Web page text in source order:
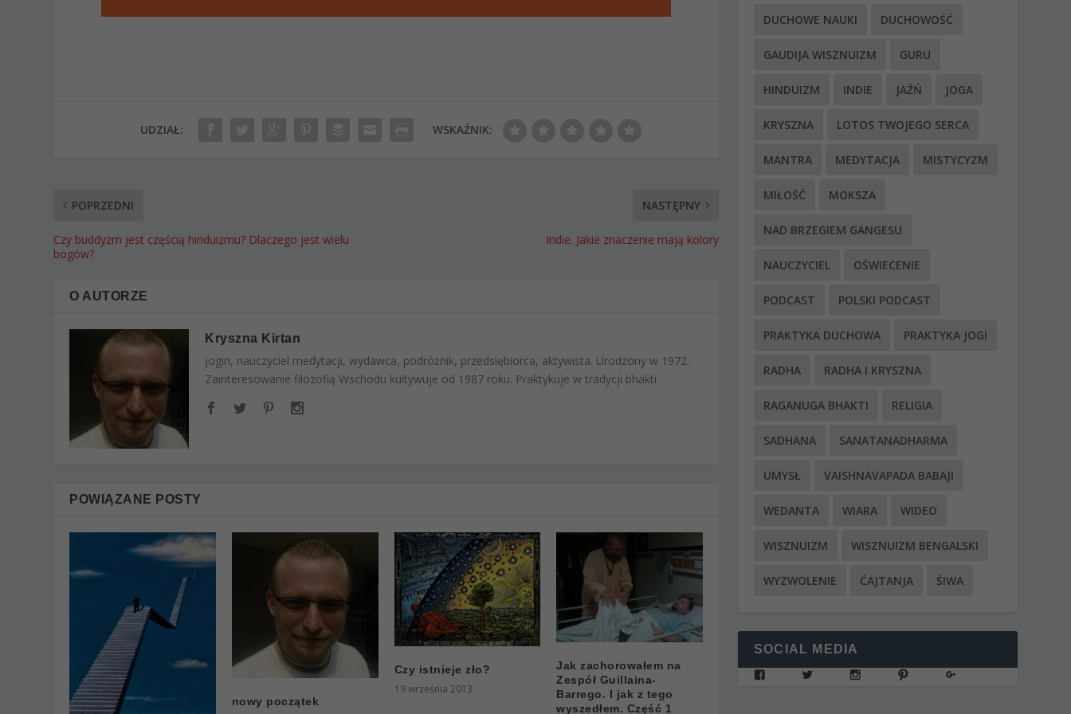
UDZIAŁ: WSKAŹNIK:
POPRZEDNI
Czy buddyzm jest częścią hinduizmu? Dlaczego jest wielu
bogów?
NASTĘPNY
Indie. Jakie znaczenie mają kolory
O AUTORZE
Kryszna Kirtan
jogin, nauczyciel medytacji, wydawca, podróżnik, przedsiębiorca, aktywista. Urodzony w 1972.
Zainteresowanie filozofią Wschodu kultywuje od 1987 roku. Praktykuje w tradycji bhakti.
POWIĄZANE POSTY
nowy początek
Czy istnieje zło?
19 września 2013
Jak zachorowałem na
Zespół Guillaina-
Barrego. I jak z tego
wyszedłem. Część 1
DUCHOWE NAUKI DUCHOWOŚĆ
GAUDIJA WISZNUIZM GURU
HINDUIZM INDIE JAŹŃ JOGA
KRYSZNA LOTOS TWOJEGO SERCA
MANTRA MEDYTACJA MISTYCYZM
MIŁOŚĆ MOKSZA
NAD BRZEGIEM GANGESU
NAUCZYCIEL OŚWIECENIE
PODCAST POLSKI PODCAST
PRAKTYKA DUCHOWA PRAKTYKA JOGI
RADHA RADHA I KRYSZNA
RAGANUGA BHAKTI RELIGIA
SADHANA SANATANADHARMA
UMYSŁ VAISHNAVAPADA BABAJI
WEDANTA WIARA WIDEO
WISZNUIZM WISZNUIZM BENGALSKI
WYZWOLENIE ĆAJTANJA ŚIWA
SOCIAL MEDIA